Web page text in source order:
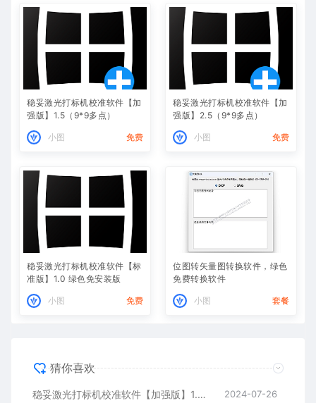
稳妥激光打标机校准软件【加
强版】1.5（9*9多点）
小图 免费
稳妥激光打标机校准软件【加
强版】2.5（9*9多点）
小图 免费
稳妥激光打标机校准软件【标
准版】1.0 绿色免安装版
小图 免费
位图转矢量图转换软件，绿色
免费转换软件
小图 套餐
猜你喜欢
稳妥激光打标机校准软件【加强版】1.5（9*9多点） 2024-07-26